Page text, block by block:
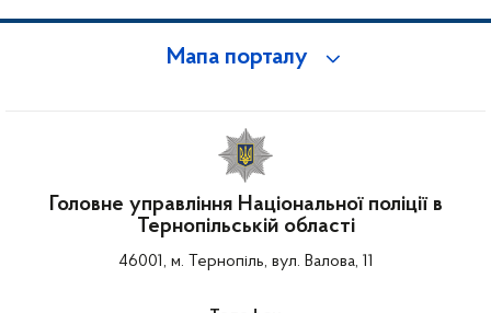
Мапа порталу
Головне управління Національної поліції в
Тернопільській області
46001, м. Тернопіль, вул. Валова, 11